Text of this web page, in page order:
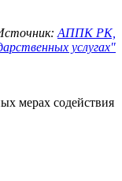
АППК РК,
услугах"
мерах содействия